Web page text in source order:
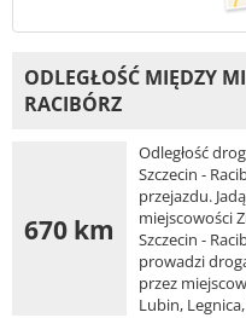
ODLEGŁOŚĆ MIĘDZY
RACIBÓRZ
670 km
Odległość
Szczecin -
przejazdu.
miejscowości
Szczecin -
prowadzi
przez
Lubin,